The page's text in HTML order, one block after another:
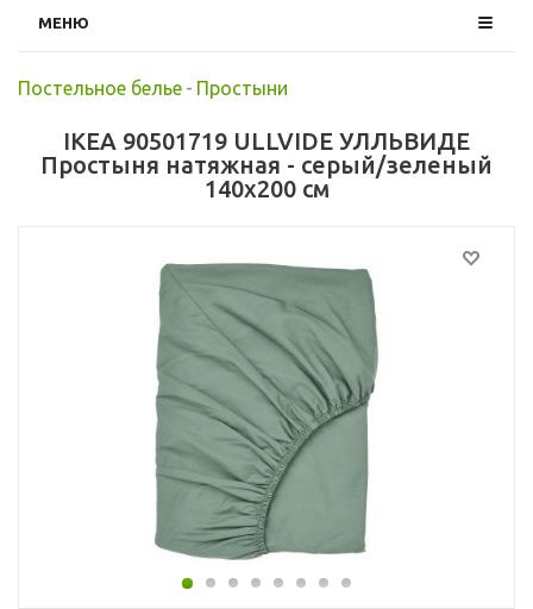
МЕНЮ
Постельное белье - Простыни
IKEA 90501719 ULLVIDE УЛЛЬВИДЕ
Простыня натяжная - серый/зеленый
140x200 см